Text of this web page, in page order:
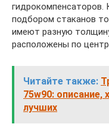
гидрокомпенсаторов.
подбором стаканов
имеют разную
расположены по
Читайте также:
75w90: описание,
лучших